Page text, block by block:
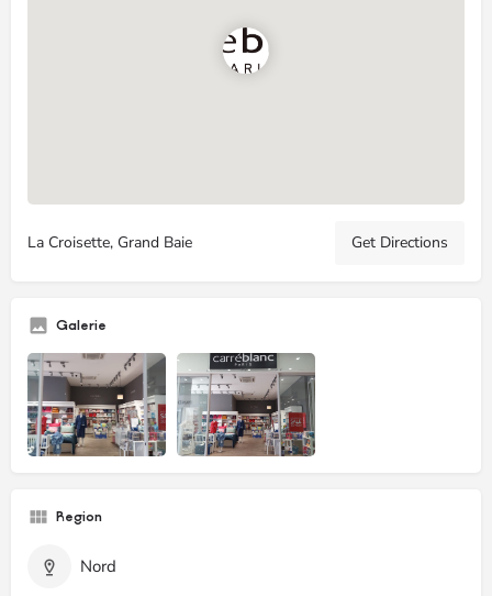
La Croisette, Grand Baie Get Directions
Galerie
Region
Nord